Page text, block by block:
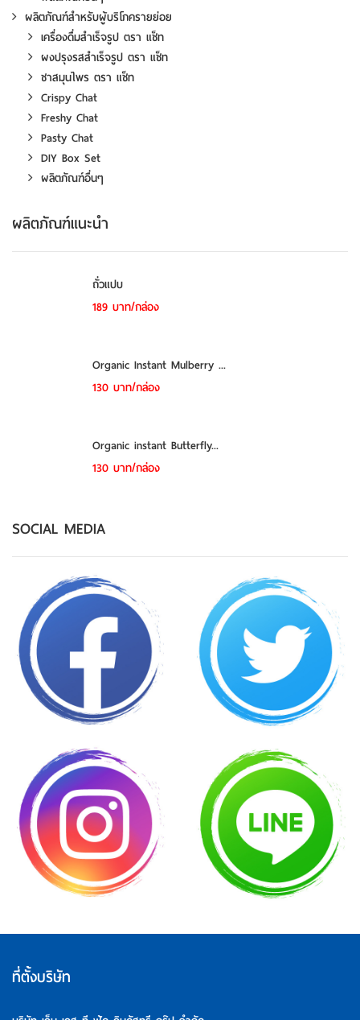
ผลิตภัณฑ์สำหรับผู้บริโภครายย่อย
เครื่องดื่มสำเร็จรูป ตรา แช็ท
ผงปรุงรสสำเร็จรูป ตรา แช็ท
ชาสมุนไพร ตรา แช็ท
Crispy Chat
Freshy Chat
Pasty Chat
DIY Box Set
ผลิตภัณฑ์อื่นๆ
ผลิตภัณฑ์แนะนำ
ถั่วแปบ
189 บาท/กล่อง
Organic Instant Mulberry ...
130 บาท/กล่อง
Organic instant Butterfly...
130 บาท/กล่อง
SOCIAL MEDIA
ที่ตั้งบริษัท